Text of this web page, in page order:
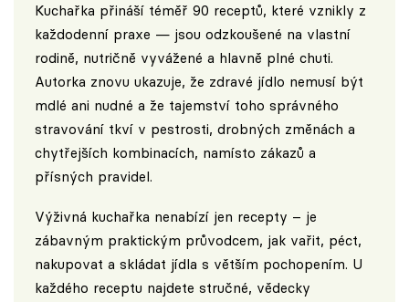
Kuchařka přináší téměř 90 receptů, které vznikly z
každodenní praxe — jsou odzkoušené na vlastní
rodině, nutričně vyvážené a hlavně plné chuti.
Autorka znovu ukazuje, že zdravé jídlo nemusí být
mdlé ani nudné a že tajemství toho správného
stravování tkví v pestrosti, drobných změnách a
chytřejších kombinacích, namísto zákazů a
přísných pravidel.
Výživná kuchařka nenabízí jen recepty – je
zábavným praktickým průvodcem, jak vařit, péct,
nakupovat a skládat jídla s větším pochopením. U
každého receptu najdete stručné, vědecky